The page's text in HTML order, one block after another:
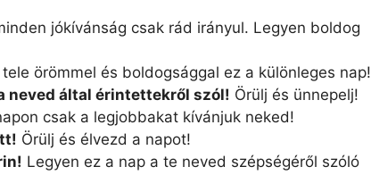
jókívánság csak rád irányul. Legyen boldog
örömmel és boldogsággal ez a különleges nap!
neved által érintettekről szól! Örülj és ünnepelj!
csak a legjobbakat kívánjuk neked!
Örülj és élvezd a napot!
Legyen ez a nap a te neved szépségéről szóló